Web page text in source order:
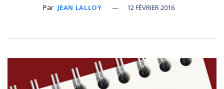
Par JEAN LALLOY 12 FÉVRIER 2016